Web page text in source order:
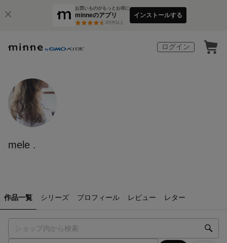
お買いものがもっとお得に
minneのアプリ
3万件以上
インストールする
ログイン
mele .
作品一覧 シリーズ プロフィール レビュー レター